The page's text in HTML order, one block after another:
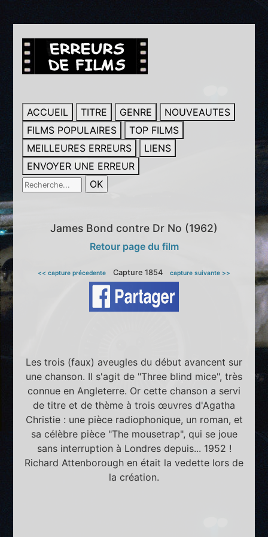
ACCUEIL TITRE GENRE
NOUVEAUTES
FILMS POPULAIRES
TOP FILMS
MEILLEURES ERREURS
LIENS
ENVOYER UNE ERREUR
James Bond contre Dr No (1962)
Retour page du film
<< capture précedente Capture 1854 capture suivante >>
Les trois (faux) aveugles du début avancent sur
une chanson. Il s'agit de "Three blind mice", très
connue en Angleterre. Or cette chanson a servi
de titre et de thème à trois œuvres d'Agatha
Christie : une pièce radiophonique, un roman, et
sa célèbre pièce "The mousetrap", qui se joue
sans interruption à Londres depuis... 1952 !
Richard Attenborough en était la vedette lors de
la création.